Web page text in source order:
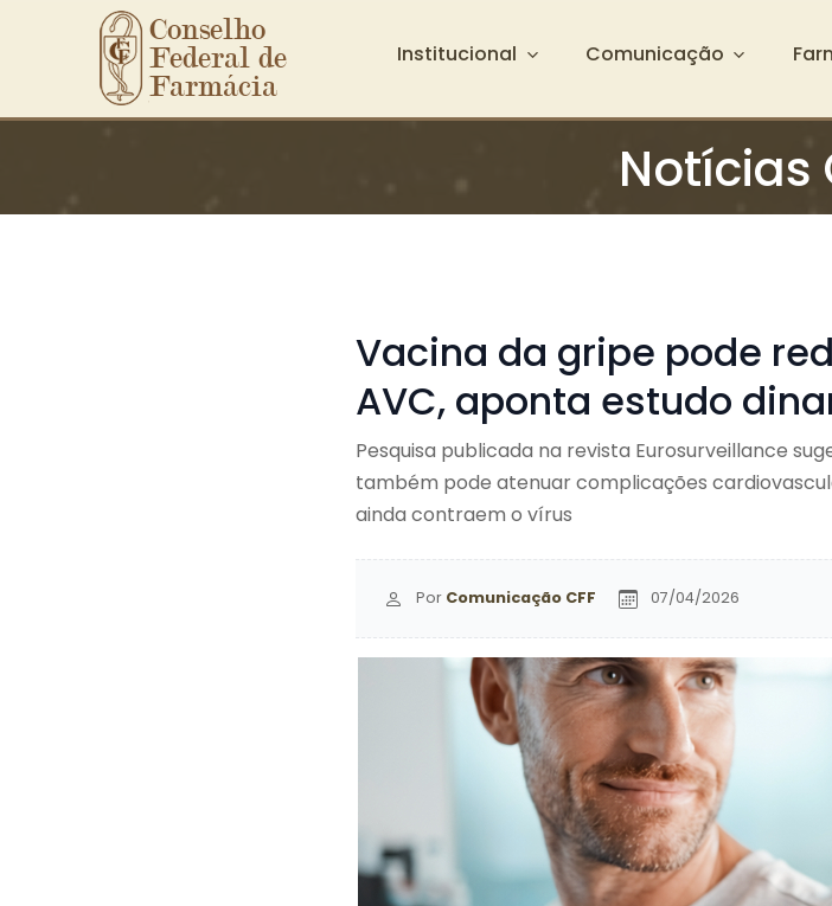
Ir para o conteúdo principal
Conselho
Federal de
Farmácia
Institucional Comunicação
Notícias
Vacina da gripe pode
AVC, aponta estudo
Pesquisa publicada na revista Eurosurveillance
também pode atenuar complicações
ainda contraem o vírus
Por Comunicação CFF 07/04/2026